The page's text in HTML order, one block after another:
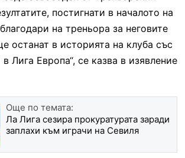
постигнати в началото на
на треньора за неговите
останат в историята на клуба със
Лига Европа“, се казва в изявление
Още по темата:
Ла Лига сезира прокуратурата заради
заплахи към играчи на Севиля